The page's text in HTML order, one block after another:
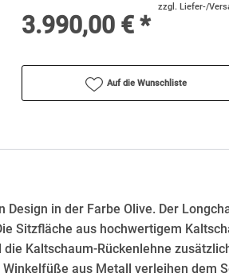
3.990,00 € *
zzgl. Liefer-/
Auf die Wunschliste
in der Farbe Olive. Der
Sitzfläche aus hochwertigem
Kaltschaum-Rückenlehne
aus Metall verleihen dem